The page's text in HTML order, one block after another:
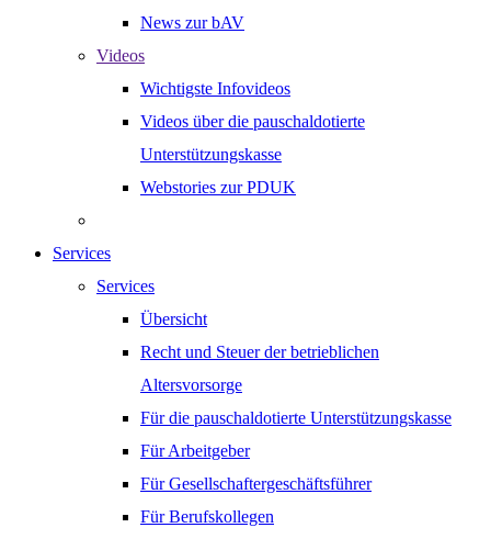
News zur bAV
Videos
Wichtigste Infovideos
Videos über die pauschaldotierte
Unterstützungskasse
Webstories zur PDUK
Services
Services
Übersicht
Recht und Steuer der betrieblichen
Altersvorsorge
Für die pauschaldotierte Unterstützungskasse
Für Arbeitgeber
Für Gesellschaftergeschäftsführer
Für Berufskollegen